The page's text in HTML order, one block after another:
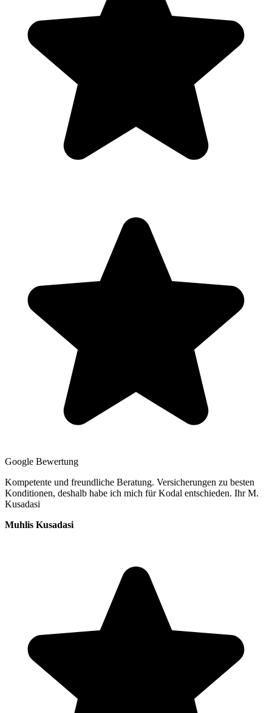
Google Bewertung
Kompetente und freundliche Beratung. Versicherungen zu besten
Konditionen, deshalb habe ich mich für Kodal entschieden. Ihr M.
Kusadasi
Muhlis Kusadasi